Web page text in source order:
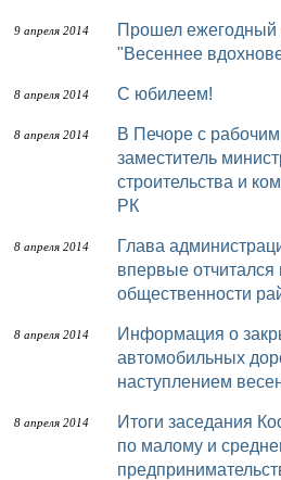
9 апреля 2014
Прошел ежегодный показ моделей одежды
"Весеннее
8 апреля 2014 С юбилеем!
8 апреля 2014
В Печоре с рабочим визитом побывал
заместитель
строительства и
РК
8 апреля 2014
Глава администрации Печорского района
впервые
общественности
8 апреля 2014
Информация о закрытии некоторых зимних
автомобильных
наступлением
8 апреля 2014
Итоги заседания Координационного совета
по малому и